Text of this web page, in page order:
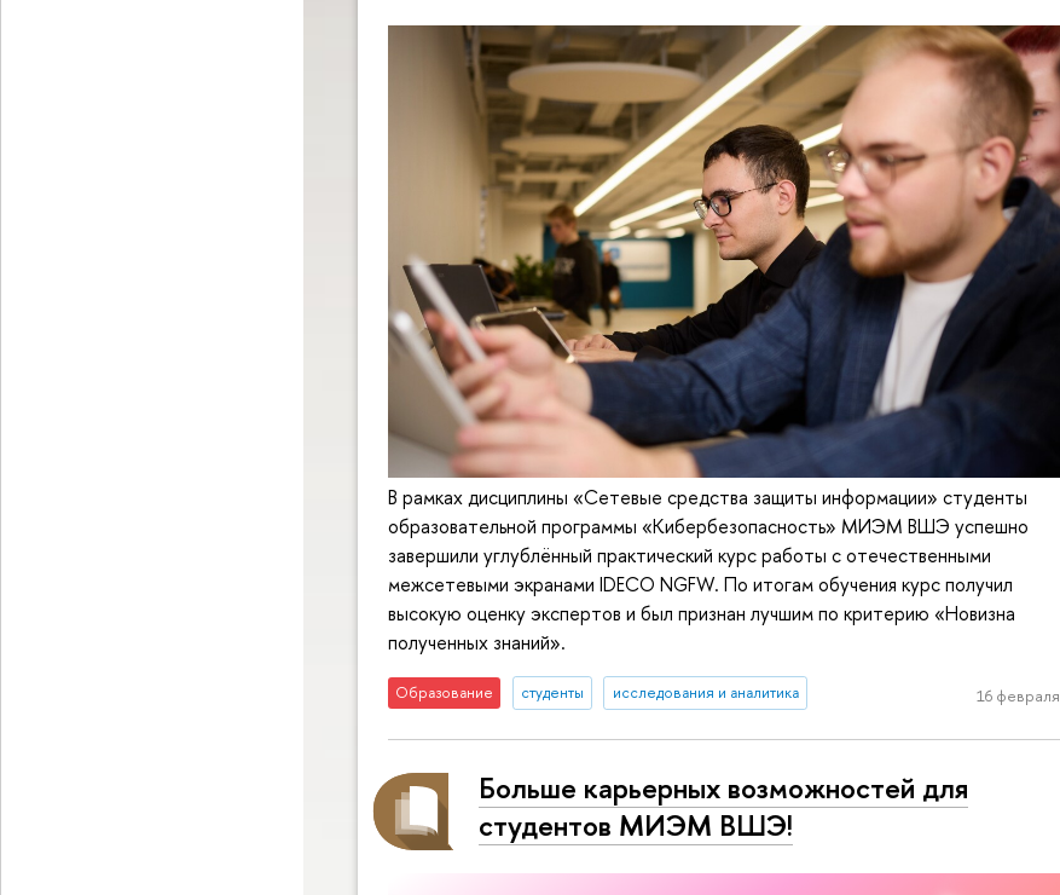
В рамках дисциплины «Сетевые средства защиты информации» студенты
образовательной программы «Кибербезопасность» МИЭМ ВШЭ успешно
завершили углублённый практический курс работы с отечественными
межсетевыми экранами IDECO NGFW. По итогам обучения курс получил
высокую оценку экспертов и был признан лучшим по критерию «Новизна
полученных знаний».
Образование студенты исследования и аналитика 16 февраля
Больше карьерных возможностей для
студентов МИЭМ ВШЭ!